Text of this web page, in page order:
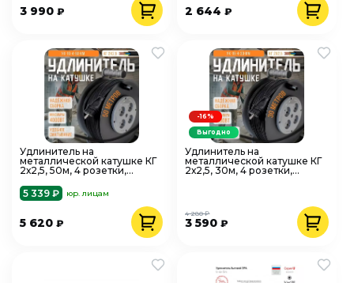
3 990 ₽ 2 644₽
Удлинитель на
металлической катушке КГ
2х2,5, 50м, 4 розетки,
5 339 ₽
юр. лицам
5 620 ₽
Удлинитель на
металлической катушке КГ
2х2,5, 30м, 4 розетки,
3 590₽
4 280 ₽
-16%
Выгодно